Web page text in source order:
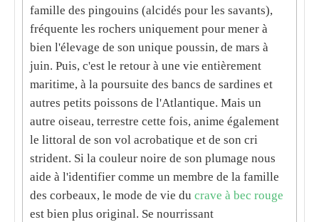
famille des pingouins (alcidés pour les savants),
fréquente les rochers uniquement pour mener à
bien l'élevage de son unique poussin, de mars à
juin. Puis, c'est le retour à une vie entièrement
maritime, à la poursuite des bancs de sardines et
autres petits poissons de l'Atlantique. Mais un
autre oiseau, terrestre cette fois, anime également
le littoral de son vol acrobatique et de son cri
strident. Si la couleur noire de son plumage nous
aide à l'identifier comme un membre de la famille
des corbeaux, le mode de vie du crave à bec rouge
est bien plus original. Se nourrissant